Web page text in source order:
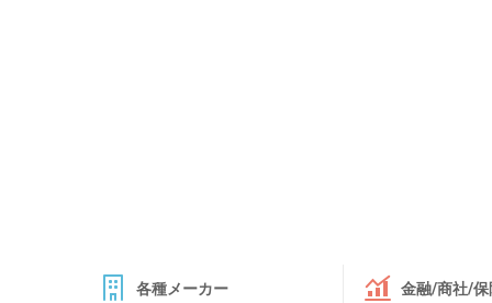
各種メーカー 金融/商社/保